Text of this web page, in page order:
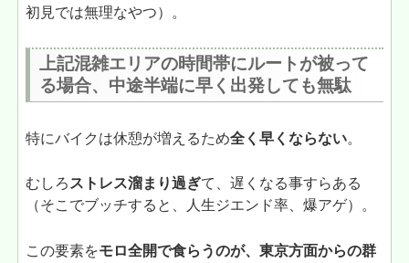
初見では無理なやつ）。
上記混雑エリアの時間帯にルートが被って
る場合、中途半端に早く出発しても無駄
特にバイクは休憩が増えるため全く早くならない。
むしろ ストレス溜まり過ぎて、遅くなる事すらある
（そこでブッチすると、人生ジエンド率、爆アゲ）。
この要素をモロ全開で食らうのが、東京方面からの群